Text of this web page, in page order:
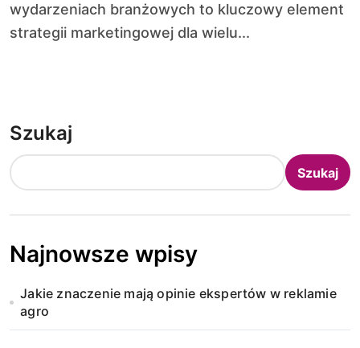
wydarzeniach branżowych to kluczowy element
strategii marketingowej dla wielu...
Szukaj
Szukaj
Najnowsze wpisy
Jakie znaczenie mają opinie ekspertów w reklamie
agro